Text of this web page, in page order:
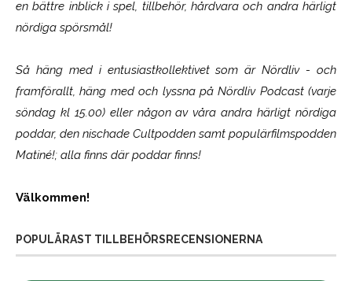
en bättre inblick i spel, tillbehör, hårdvara och andra härligt
nördiga spörsmål!
Så häng med i entusiastkollektivet som ärNördliv- och
framförallt, häng med och lyssna på Nördliv Podcast (varje
söndag kl 15.00) eller någon av våra andra härligt nördiga
poddar, den nischade Cultpodden samt populärfilmspodden
Matiné!; alla finns där poddar finns!
Välkommen!
POPULÄRAST TILLBEHÖRSRECENSIONERNA